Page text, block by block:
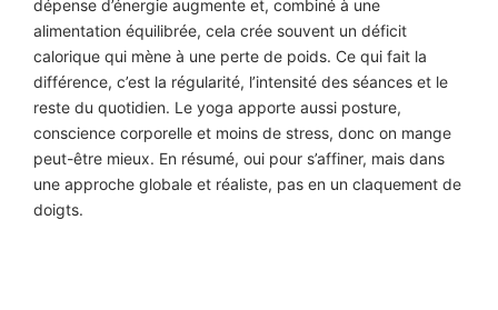
dépense d’énergie augmente et, combiné à une
alimentation équilibrée, cela crée souvent un déficit
calorique qui mène à une perte de poids. Ce qui fait la
différence, c’est la régularité, l’intensité des séances et le
reste du quotidien. Le yoga apporte aussi posture,
conscience corporelle et moins de stress, donc on mange
peut-être mieux. En résumé, oui pour s’affiner, mais dans
une approche globale et réaliste, pas en un claquement de
doigts.